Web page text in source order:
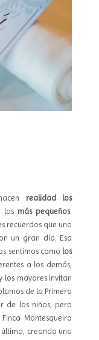
realidad los
los más pequeños.
recuerdos que uno
un gran día. Esa
sentimos como los
a los demás,
los mayores invitan
de la Primera
de los niños, pero
Montesqueiro
creando una